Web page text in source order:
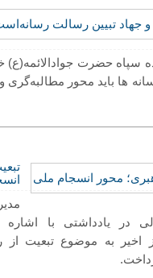
سپاه حضرت جوادالائمه(ع)
ها باید محور مطالبه‌گری
در یادداشتی با
به موضوع تبعیت از